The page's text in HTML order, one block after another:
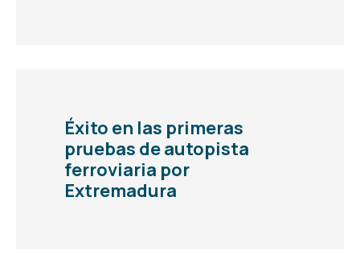
Éxito en las primeras
pruebas de autopista
ferroviaria por
Extremadura